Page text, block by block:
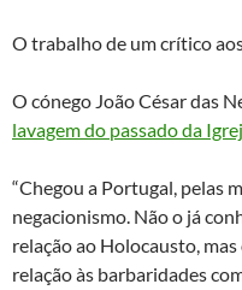
O trabalho de um crítico
O cónego João César das
lavagem do passado da
“Chegou a Portugal, pelas
negacionismo. Não o já
relação ao Holocausto,
relação às barbaridades